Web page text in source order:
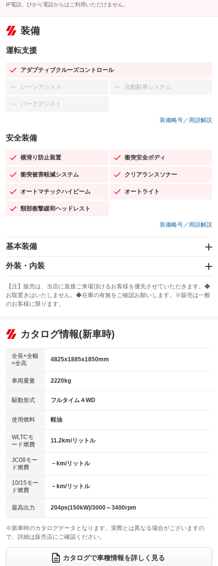
IP電話、ひかり電話からはご利用いただけません。
装備
運転支援
アダプティブクルーズコントロール
：装備あり
レーンアシスト
：装備なし 自動駐車システム
：装備なし
パークアシスト
：装備なし
装備略号／用語解説
安全装備
横滑り防止装置
：装備あり 衝突安全ボディ
：装備あり
衝突被害軽減システム
：装備あり クリアランスソナー
：装備あり
オートマチックハイビーム
：装備あり オートライト
：装備あり
頸部衝撃緩和ヘッドレスト
：装備あり
装備略号／用語解説
基本装備
エアバッグ：運転席/助手席/サイド
：装備あり
：装備なし
サンルーフ
：装備なし ABS
リフトアップ
：装備なし
：装備あり
パワーウィンドウ
アイドリングストップ
：装備なし
USB入力端子
：装備なし
100V電源
：装備なし
センターデフロック
：装備あり
電動格納ミラー
：装備あり
外装・内装
カーナビ：SDナビ
：装備あり
TV：フルセグ
：装備あり
ビジュアル：-／DVD再生
：装備あり
：装備あり
革シート
キーレス
HID(キセノンライト)
：装備なし
バックカメラ
：装備あり
エアロ
：装備なし
：装備なし
パワーシート
ベンチシート
：装備なし
チップアップシート
：装備なし オットマン
：装備なし
：装備なし ：装備なし
ウォークスルー
：装備なし
電動リアゲート フロントカメラ
：装備なし
【注】販売は、当店に直接ご来場頂けるお客様を優先させていただきます。◆
お取置きはいたしません。◆在庫の有無をご確認お願いします。※販売は一般
のお客様に限ります。
カタログ情報(新車時)
全長×全幅
×全高
4825x1885x1850mm
車両重量 2220kg
駆動形式 フルタイム４WD
使用燃料 軽油
WLTCモ
ード燃費
11.2km/リットル
JC08モー
ド燃費
－km/リットル
10/15モー
ド燃費
－km/リットル
最高出力 204ps(150kW)/3000～3400rpm
※新車時のカタログデータとなります。実際とは異なる場合がございますの
で、詳細は販売店にご確認ください。
カタログで車種情報を詳しく見る